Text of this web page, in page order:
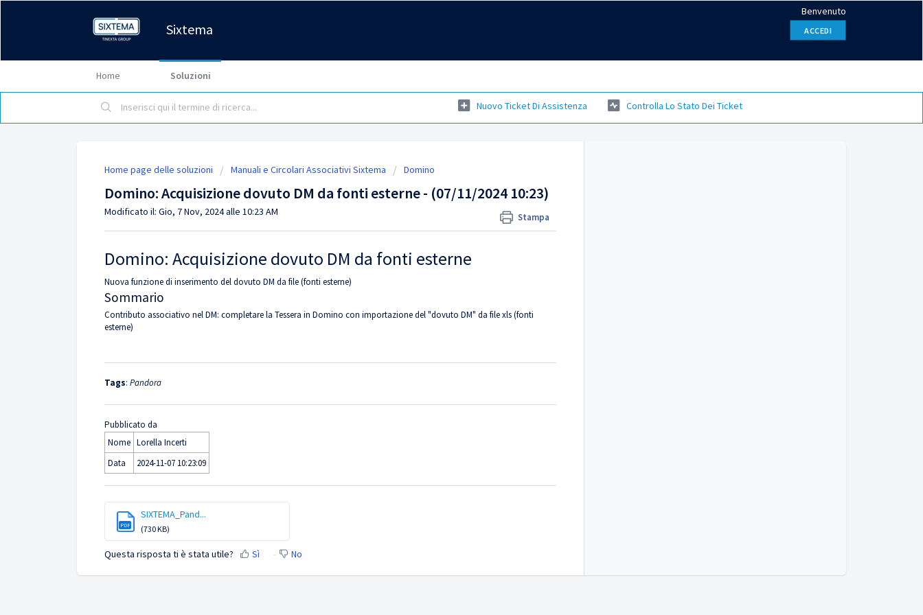
Sixtema
Benvenuto
ACCEDI
Home Soluzioni
Nuovo Ticket Di Assistenza Controlla Lo Stato Dei Ticket
Home page delle soluzioni Manuali e Circolari Associativi Sixtema Domino
Domino: Acquisizione dovuto DM da fonti esterne - (07/11/2024 10:23)
Stampa
Modificato il: Gio, 7 Nov, 2024 alle 10:23 AM
Domino: Acquisizione dovuto DM da fonti esterne
Nuova funzione di inserimento del dovuto DM da file (fonti esterne)
Sommario
Contributo associativo nel DM: completare la Tessera in Domino con importazione del "dovuto DM" da file xls (fonti
esterne)
Tags: Pandora
Pubblicato da
Nome Lorella Incerti
Data
2024-11-07 10:23:09
PDF
SIXTEMA_Pand...
(730 KB)
Questa risposta ti è stata utile? Sì No